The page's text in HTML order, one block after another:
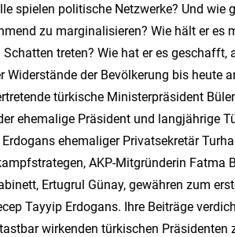
spielen politische Netzwerke? Und wie
zu marginalisieren? Wie hält er es
treten? Wie hat er es geschafft,
der Bevölkerung bis heute
türkische Ministerpräsident
ehemalige Präsident und langjährige
ehemaliger Privatsekretär
AKP-Mitgründerin Fatma
Ertugrul Günay, gewähren zum
Tayyip Erdogans. Ihre Beiträge
wirkenden türkischen Präsidenten